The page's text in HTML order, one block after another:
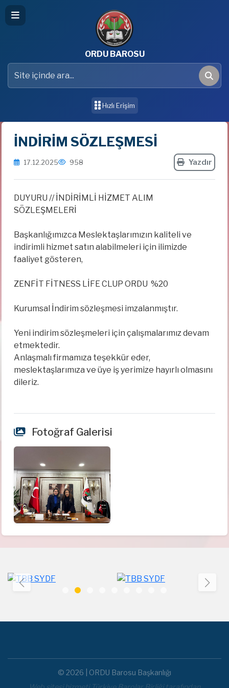
ORDU BAROSU
Site içinde ara
Ara
Hızlı Erişim
İNDİRİM SÖZLEŞMESİ
17.12.2025 958 Yazdır
DUYURU // İNDİRİMLİ HİZMET ALIM
SÖZLEŞMELERİ
Başkanlığımızca Meslektaşlarımızın kaliteli ve
indirimli hizmet satın alabilmeleri için ilimizde
faaliyet gösteren,
ZENFİT FİTNESS LİFE CLUP ORDU %20
Kurumsal İndirim sözleşmesi imzalanmıştır.
Yeni indirim sözleşmeleri için çalışmalarımız devam
etmektedir.
Anlaşmalı firmamıza teşekkür eder,
meslektaşlarımıza ve üye iş yerimize hayırlı olmasını
dileriz.
Fotoğraf Galerisi
© 2026 | ORDU Barosu Başkanlığı